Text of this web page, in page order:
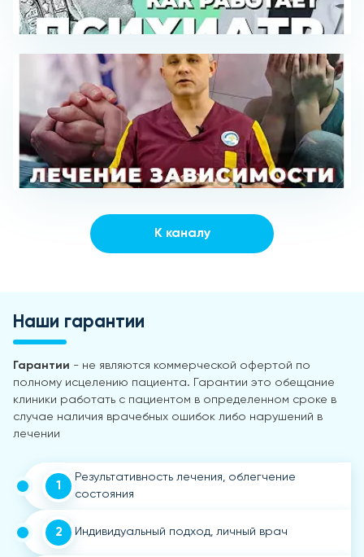
К каналу
Наши гарантии
Гарантии - не являются коммерческой офертой по
полному исцелению пациента. Гарантии это обещание
клиники работать с пациентом в определенном сроке в
случае наличия врачебных ошибок либо нарушений в
лечении
1
Результативность лечения, облегчение
состояния
2 Индивидуальный подход, личный врач